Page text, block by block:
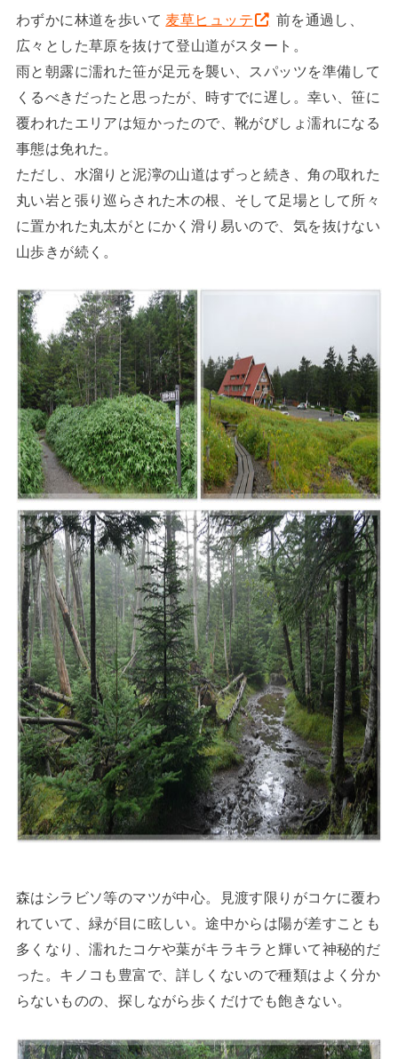
わずかに林道を歩いて 麦草ヒュッテ
前を通過し、
広々とした草原を抜けて登山道がスタート。
雨と朝露に濡れた笹が足元を襲い、スパッツを準備して
くるべきだったと思ったが、時すでに遅し。幸い、笹に
覆われたエリアは短かったので、靴がびしょ濡れになる
事態は免れた。
ただし、水溜りと泥濘の山道はずっと続き、角の取れた
丸い岩と張り巡らされた木の根、そして足場として所々
に置かれた丸太がとにかく滑り易いので、気を抜けない
山歩きが続く。
森はシラビソ等のマツが中心。見渡す限りがコケに覆わ
れていて、緑が目に眩しい。途中からは陽が差すことも
多くなり、濡れたコケや葉がキラキラと輝いて神秘的だ
った。キノコも豊富で、詳しくないので種類はよく分か
らないものの、探しながら歩くだけでも飽きない。